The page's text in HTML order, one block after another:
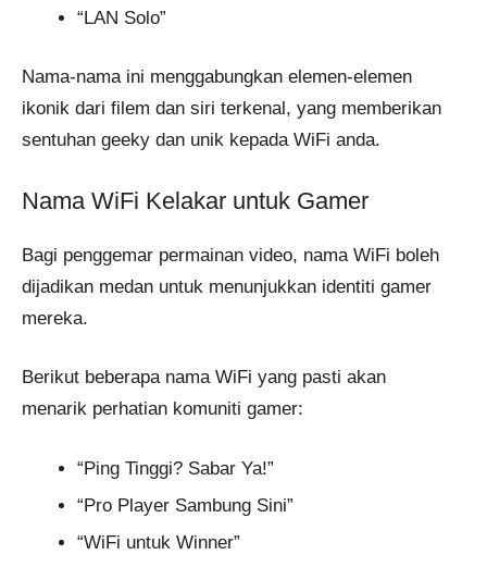
“LAN Solo”
Nama-nama ini menggabungkan elemen-elemen
ikonik dari filem dan siri terkenal, yang memberikan
sentuhan geeky dan unik kepada WiFi anda.
Nama WiFi Kelakar untuk Gamer
Bagi penggemar permainan video, nama WiFi boleh
dijadikan medan untuk menunjukkan identiti gamer
mereka.
Berikut beberapa nama WiFi yang pasti akan
menarik perhatian komuniti gamer:
“Ping Tinggi? Sabar Ya!”
“Pro Player Sambung Sini”
“WiFi untuk Winner”